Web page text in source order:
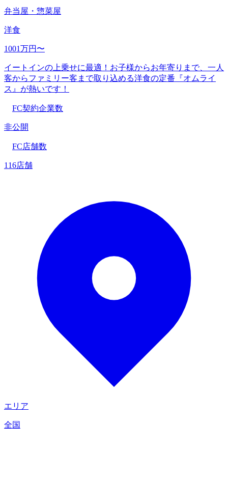
弁当屋・惣菜屋
洋食
1001万円〜
イートインの上乗せに最適！お子様からお年寄りまで、一人
客からファミリー客まで取り込める洋食の定番『オムライ
ス』が熱いです！
FC契約企業数
非公開
FC店舗数
116店舗
エリア
全国